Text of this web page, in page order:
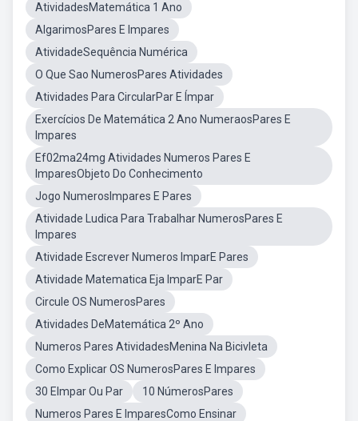
AtividadesMatemática 1 Ano
AlgarimosPares E Impares
AtividadeSequência Numérica
O Que Sao NumerosPares Atividades
Atividades Para CircularPar E Ímpar
Exercícios De Matemática 2 Ano NumeraosPares E
Impares
Ef02ma24mg Atividades Numeros Pares E
ImparesObjeto Do Conhecimento
Jogo NumerosImpares E Pares
Atividade Ludica Para Trabalhar NumerosPares E
Impares
Atividade Escrever Numeros ImparE Pares
Atividade Matematica Eja ImparE Par
Circule OS NumerosPares
Atividades DeMatemática 2º Ano
Numeros Pares AtividadesMenina Na Bicivleta
Como Explicar OS NumerosPares E Impares
30 EImpar Ou Par
10 NúmerosPares
Numeros Pares E ImparesComo Ensinar